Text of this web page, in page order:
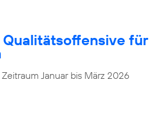
für
Januar bis März 2026